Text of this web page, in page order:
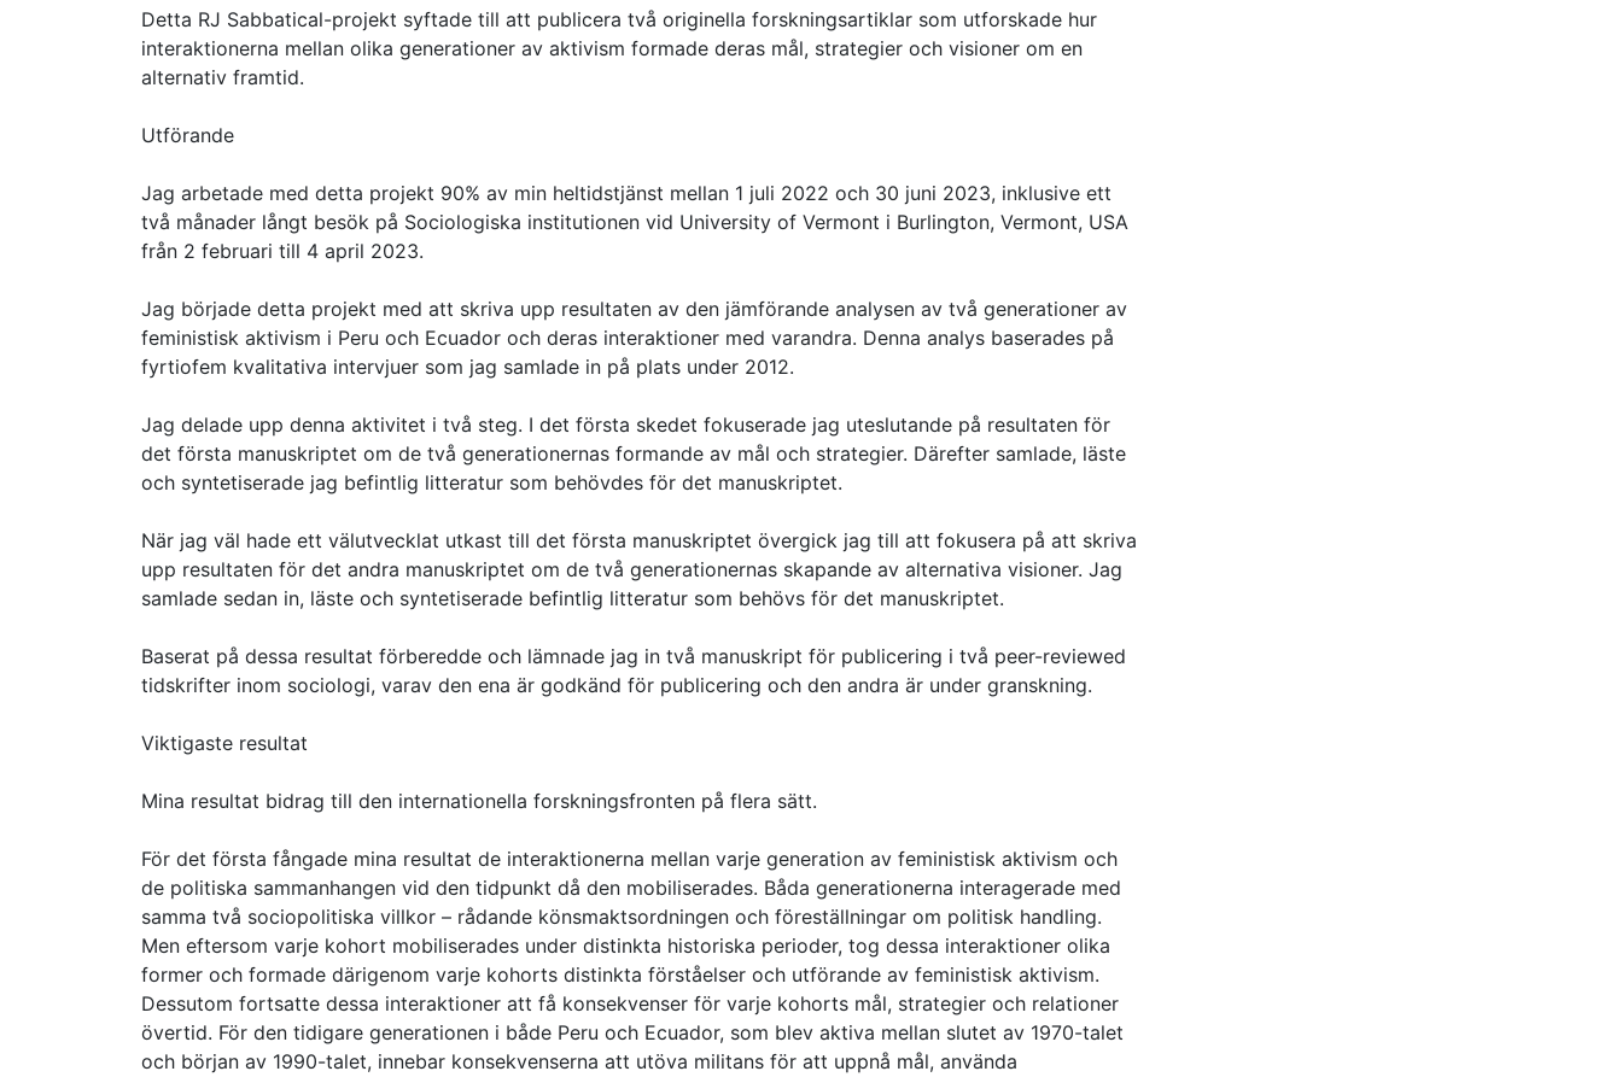
Detta RJ Sabbatical-projekt syftade till att publicera två originella forskningsartiklar som utforskade hur
interaktionerna mellan olika generationer av aktivism formade deras mål, strategier och visioner om en
alternativ framtid.
Utförande
Jag arbetade med detta projekt 90% av min heltidstjänst mellan 1 juli 2022 och 30 juni 2023, inklusive ett
två månader långt besök på Sociologiska institutionen vid University of Vermont i Burlington, Vermont, USA
från 2 februari till 4 april 2023.
Jag började detta projekt med att skriva upp resultaten av den jämförande analysen av två generationer av
feministisk aktivism i Peru och Ecuador och deras interaktioner med varandra. Denna analys baserades på
fyrtiofem kvalitativa intervjuer som jag samlade in på plats under 2012.
Jag delade upp denna aktivitet i två steg. I det första skedet fokuserade jag uteslutande på resultaten för
det första manuskriptet om de två generationernas formande av mål och strategier. Därefter samlade, läste
och syntetiserade jag befintlig litteratur som behövdes för det manuskriptet.
När jag väl hade ett välutvecklat utkast till det första manuskriptet övergick jag till att fokusera på att skriva
upp resultaten för det andra manuskriptet om de två generationernas skapande av alternativa visioner. Jag
samlade sedan in, läste och syntetiserade befintlig litteratur som behövs för det manuskriptet.
Baserat på dessa resultat förberedde och lämnade jag in två manuskript för publicering i två peer-reviewed
tidskrifter inom sociologi, varav den ena är godkänd för publicering och den andra är under granskning.
Viktigaste resultat
Mina resultat bidrag till den internationella forskningsfronten på flera sätt.
För det första fångade mina resultat de interaktionerna mellan varje generation av feministisk aktivism och
de politiska sammanhangen vid den tidpunkt då den mobiliserades. Båda generationerna interagerade med
samma två sociopolitiska villkor – rådande könsmaktsordningen och föreställningar om politisk handling.
Men eftersom varje kohort mobiliserades under distinkta historiska perioder, tog dessa interaktioner olika
former och formade därigenom varje kohorts distinkta förståelser och utförande av feministisk aktivism.
Dessutom fortsatte dessa interaktioner att få konsekvenser för varje kohorts mål, strategier och relationer
övertid. För den tidigare generationen i både Peru och Ecuador, som blev aktiva mellan slutet av 1970-talet
och början av 1990-talet, innebar konsekvenserna att utöva militans för att uppnå mål, använda